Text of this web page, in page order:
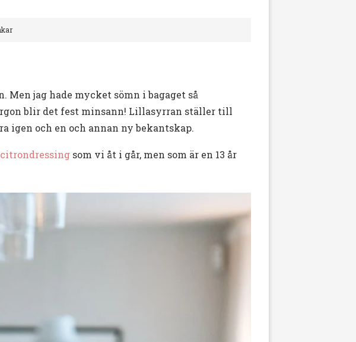
Men jag hade mycket sömn i bagaget så
blir det fest minsann! Lillasyrran ställer till
igen och en och annan ny bekantskap.
som vi åt i går, men som är en 13 år